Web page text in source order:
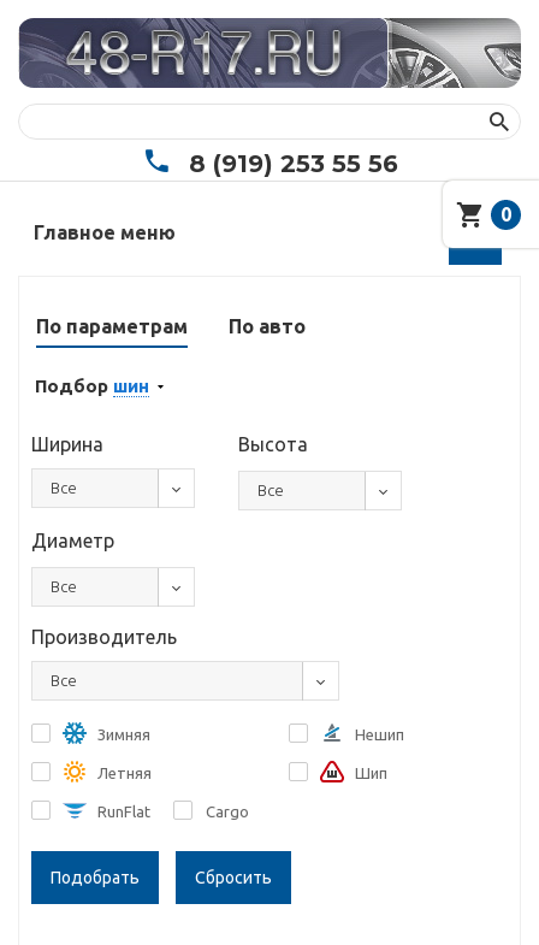
8 (919) 253 55 56
Главное меню
По параметрам По авто
Подбор шин
Ширина
Все
Высота
Все
Диаметр
Все
Производитель
Все
Зимняя
Летняя
RunFlat Cargo
Нешип
Шип
Сбросить
0